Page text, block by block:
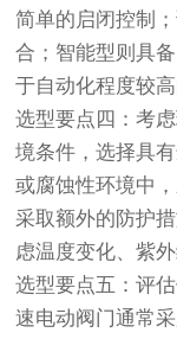
简单的启闭控制
合；智能型则具
于自动化程度较高
选型要点四：考
境条件，选择具
或腐蚀性环境中
采取额外的防护
虑温度变化、紫
选型要点五：评
速电动阀门通常